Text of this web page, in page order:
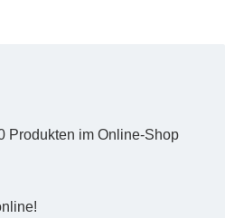
Produkten im Online-Shop